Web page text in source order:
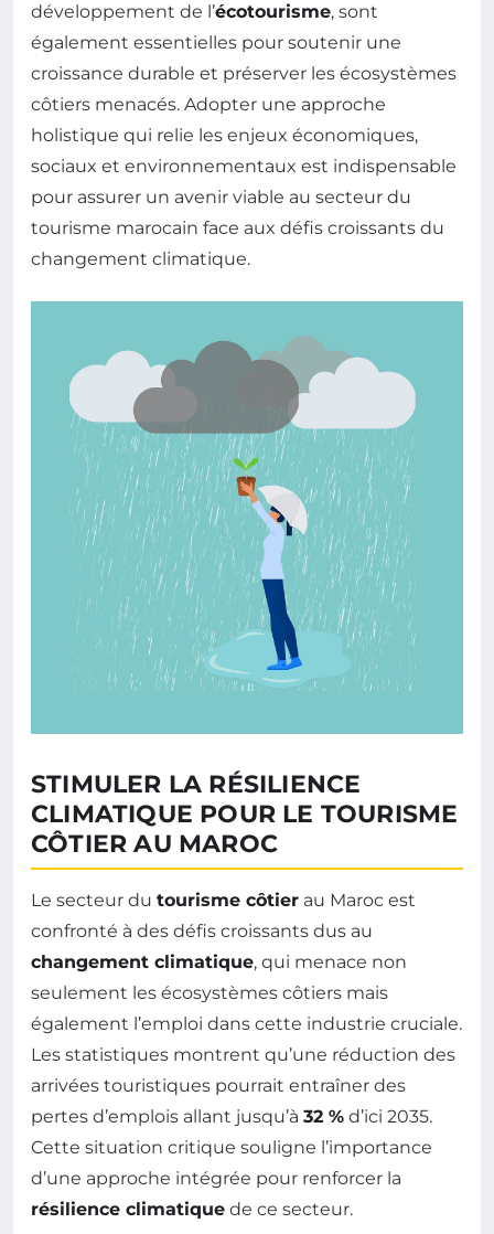
développement de l’écotourisme, sont
également essentielles pour soutenir une
croissance durable et préserver les écosystèmes
côtiers menacés. Adopter une approche
holistique qui relie les enjeux économiques,
sociaux et environnementaux est indispensable
pour assurer un avenir viable au secteur du
tourisme marocain face aux défis croissants du
changement climatique.
STIMULER LA RÉSILIENCE
CLIMATIQUE POUR LE TOURISME
CÔTIER AU MAROC
Le secteur du tourisme côtier au Maroc est
confronté à des défis croissants dus au
changement climatique, qui menace non
seulement les écosystèmes côtiers mais
également l’emploi dans cette industrie cruciale.
Les statistiques montrent qu’une réduction des
arrivées touristiques pourrait entraîner des
pertes d’emplois allant jusqu’à 32 % d’ici 2035.
Cette situation critique souligne l’importance
d’une approche intégrée pour renforcer la
résilience climatique de ce secteur.